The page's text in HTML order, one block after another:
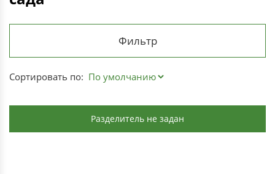
Фильтр
Сортировать по:
Разделитель не задан